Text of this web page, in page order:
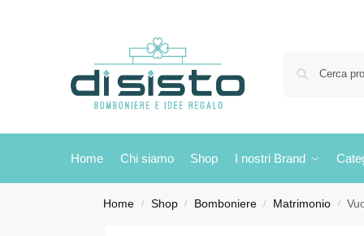
Home Chi siamo Shop I nostri Brand
Home / Shop / Bomboniere / Matrimonio /